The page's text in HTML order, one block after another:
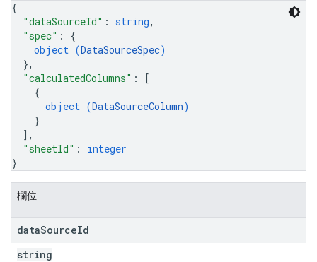
{
"dataSourceId" : string,
"spec" : {
object (DataSourceSpec)
},
"calculatedColumns" :
[
{
object (DataSourceColumn)
}
] ,
"sheetId" : integer
}
欄位
dataSourceId
string